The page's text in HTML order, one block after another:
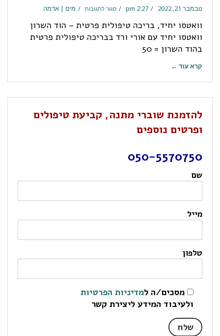
נובמבר 21, 2022 2:27 pm סגור לתגובות מים | אדמה
וואטסו יחיד, בריכה טיפולית פרטית – הוד השרון
וואטסו יחיד עם אורי ורד בבריכה טיפולית פרטית
בהוד השרון = 50
קרא עוד ←
להזמנת שוברי מתנה, קביעת טיפולים
ופרטים נוספים
050-5570750
שם
מייל
טלפון
מסכים/ה למדיניות הפרטיות
ולעיבוד המידע ליצירת קשר